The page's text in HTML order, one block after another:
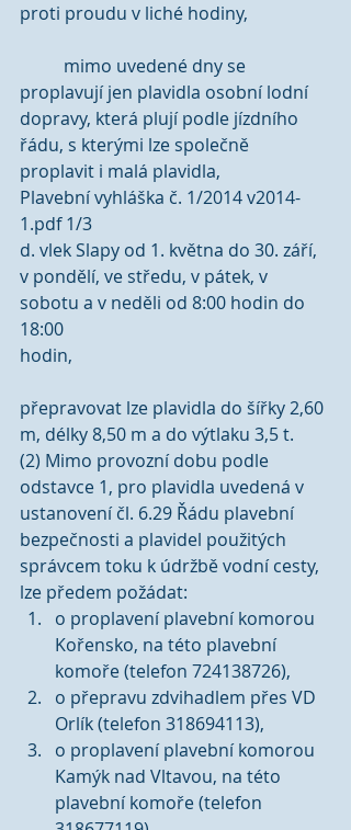
proti proudu v liché hodiny,
proplavují jen plavidla osobní lodní
dopravy, která plují podle jízdního
řádu, s kterými lze společně
proplavit i malá plavidla,
Plavební vyhláška č. 1/2014 v2014-
1.pdf 1/3
d. vlek Slapy od 1. května do 30. září,
v pondělí, ve středu, v pátek, v
sobotu a v neděli od 8:00 hodin do
18:00
hodin,
přepravovat lze plavidla do šířky 2,60
m, délky 8,50 m a do výtlaku 3,5 t.
(2) Mimo provozní dobu podle
odstavce 1, pro plavidla uvedená v
ustanovení čl. 6.29 Řádu plavební
bezpečnosti a plavidel použitých
správcem toku k údržbě vodní cesty,
lze předem požádat:
o proplavení plavební komorou
Kořensko, na této plavební
komoře (telefon 724138726),
o přepravu zdvihadlem přes VD
Orlík (telefon 318694113),
o proplavení plavební komorou
Kamýk nad Vltavou, na této
plavební komoře (telefon